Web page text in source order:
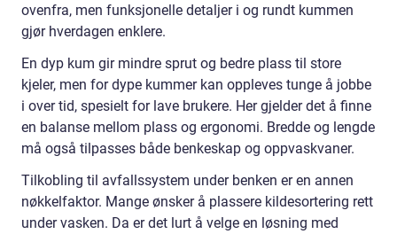
ovenfra, men funksjonelle detaljer i og rundt kummen
gjør hverdagen enklere.
En dyp kum gir mindre sprut og bedre plass til store
kjeler, men for dype kummer kan oppleves tunge å jobbe
i over tid, spesielt for lave brukere. Her gjelder det å finne
en balanse mellom plass og ergonomi. Bredde og lengde
må også tilpasses både benkeskap og oppvaskvaner.
Tilkobling til avfallssystem under benken er en annen
nøkkelfaktor. Mange ønsker å plassere kildesortering rett
under vasken. Da er det lurt å velge en løsning med